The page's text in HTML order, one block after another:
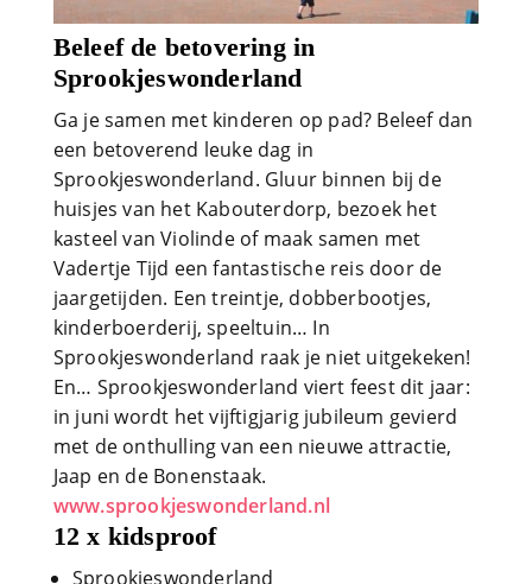
Beleef de betovering in
Sprookjeswonderland
Ga je samen met kinderen op pad? Beleef dan
een betoverend leuke dag in
Sprookjeswonderland. Gluur binnen bij de
huisjes van het Kabouterdorp, bezoek het
kasteel van Violinde of maak samen met
Vadertje Tijd een fantastische reis door de
jaargetijden. Een treintje, dobberbootjes,
kinderboerderij, speeltuin… In
Sprookjeswonderland raak je niet uitgekeken!
En… Sprookjeswonderland viert feest dit jaar:
in juni wordt het vijftigjarig jubileum gevierd
met de onthulling van een nieuwe attractie,
Jaap en de Bonenstaak.
www.sprookjeswonderland.nl
12 x kidsproof
Sprookjeswonderland